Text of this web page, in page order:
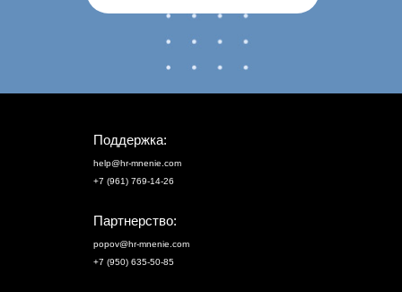
Поддержка:
+7 (961) 769-14-26
help@hr-mnenie.com
Партнерство:
+7 (950) 635-50-85
popov@hr-mnenie.com